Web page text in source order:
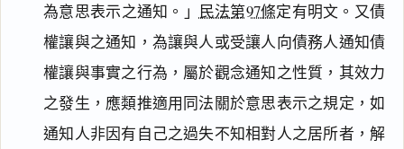
為意思表示之通知。」 民法第97條定有明文。又債
權讓與之通知，為讓與人或受讓人向債務人通知債
權讓與事實之行為，屬於觀念通知之性質，其效力
之發生，應類推適用同法關於意思表示之規定，如
通知人非因有自己之過失不知相對人之居所者，解